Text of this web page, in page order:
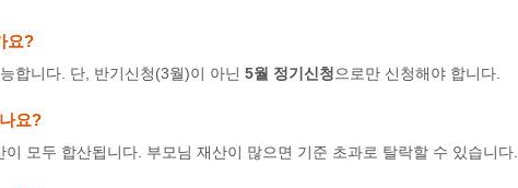
요?
합니다. 단, 반기신청(3월)이 아닌 5월 정기신청으로만 신청해야 합니다.
요?
모두 합산됩니다. 부모님 재산이 많으면 기준 초과로 탈락할 수 있습니다.